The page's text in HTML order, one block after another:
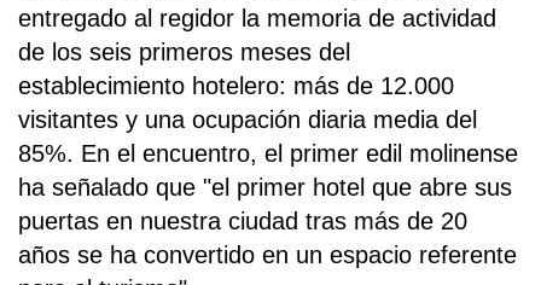
entregado al regidor la memoria de actividad
de los seis primeros meses del
establecimiento hotelero: más de 12.000
visitantes y una ocupación diaria media del
85%. En el encuentro, el primer edil molinense
ha señalado que "el primer hotel que abre sus
puertas en nuestra ciudad tras más de 20
años se ha convertido en un espacio referente